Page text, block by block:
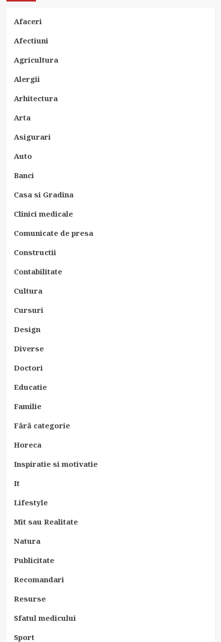
Afaceri
Afectiuni
Agricultura
Alergii
Arhitectura
Arta
Asigurari
Auto
Banci
Casa si Gradina
Clinici medicale
Comunicate de presa
Constructii
Contabilitate
Cultura
Cursuri
Design
Diverse
Doctori
Educatie
Familie
Fără categorie
Horeca
Inspiratie si motivatie
It
Lifestyle
Mit sau Realitate
Natura
Publicitate
Recomandari
Resurse
Sfatul medicului
Sport